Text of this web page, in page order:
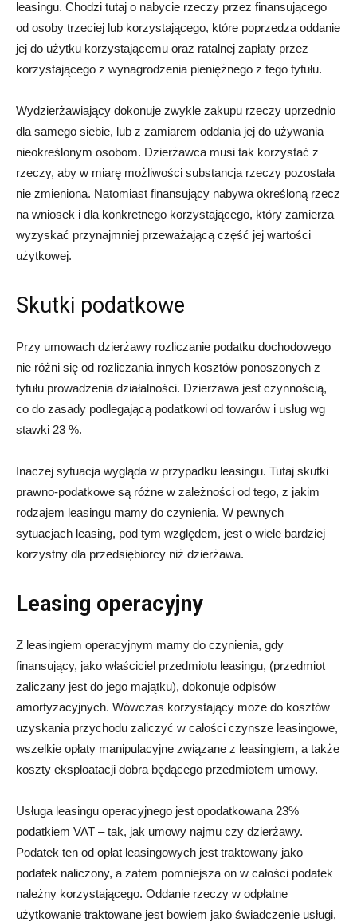
leasingu. Chodzi tutaj o nabycie rzeczy przez finansującego
od osoby trzeciej lub korzystającego, które poprzedza oddanie
jej do użytku korzystającemu oraz ratalnej zapłaty przez
korzystającego z wynagrodzenia pieniężnego z tego tytułu.
Wydzierżawiający dokonuje zwykle zakupu rzeczy uprzednio
dla samego siebie, lub z zamiarem oddania jej do używania
nieokreślonym osobom. Dzierżawca musi tak korzystać z
rzeczy, aby w miarę możliwości substancja rzeczy pozostała
nie zmieniona. Natomiast finansujący nabywa określoną rzecz
na wniosek i dla konkretnego korzystającego, który zamierza
wyzyskać przynajmniej przeważającą część jej wartości
użytkowej.
Skutki podatkowe
Przy umowach dzierżawy rozliczanie podatku dochodowego
nie różni się od rozliczania innych kosztów ponoszonych z
tytułu prowadzenia działalności. Dzierżawa jest czynnością,
co do zasady podlegającą podatkowi od towarów i usług wg
stawki 23 %.
Inaczej sytuacja wygląda w przypadku leasingu. Tutaj skutki
prawno-podatkowe są różne w zależności od tego, z jakim
rodzajem leasingu mamy do czynienia. W pewnych
sytuacjach leasing, pod tym względem, jest o wiele bardziej
korzystny dla przedsiębiorcy niż dzierżawa.
Leasing operacyjny
Z leasingiem operacyjnym mamy do czynienia, gdy
finansujący, jako właściciel przedmiotu leasingu, (przedmiot
zaliczany jest do jego majątku), dokonuje odpisów
amortyzacyjnych. Wówczas korzystający może do kosztów
uzyskania przychodu zaliczyć w całości czynsze leasingowe,
wszelkie opłaty manipulacyjne związane z leasingiem, a także
koszty eksploatacji dobra będącego przedmiotem umowy.
Usługa leasingu operacyjnego jest opodatkowana 23%
podatkiem VAT – tak, jak umowy najmu czy dzierżawy.
Podatek ten od opłat leasingowych jest traktowany jako
podatek naliczony, a zatem pomniejsza on w całości podatek
należny korzystającego. Oddanie rzeczy w odpłatne
użytkowanie traktowane jest bowiem jako świadczenie usługi,